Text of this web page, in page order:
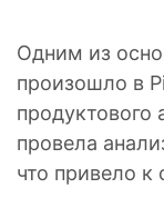
Одним из
произошло в
продуктового
провела
что привело